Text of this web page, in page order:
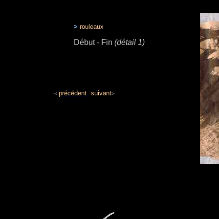
> rouleaux
Début - Fin (détail 1)
< précédent suivant>